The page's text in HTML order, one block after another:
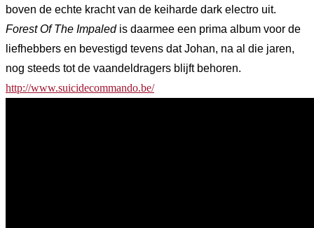
boven de echte kracht van de keiharde dark electro uit.
Forest Of The Impaled is daarmee een prima album voor de
liefhebbers en bevestigd tevens dat Johan, na al die jaren,
nog steeds tot de vaandeldragers blijft behoren.
http://www.suicidecommando.be/